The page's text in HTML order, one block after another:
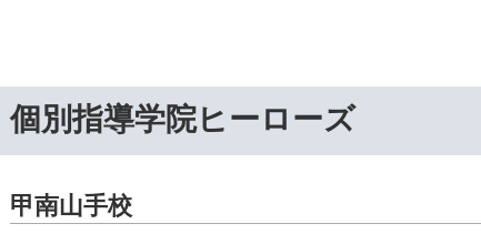
個別指導学院ヒーローズ
甲南山手校